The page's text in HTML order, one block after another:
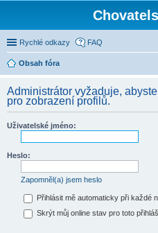
Rychlé odkazy FAQ
Obsah fóra
Administrátor vyžaduje,
pro zobrazení profilů.
Uživatelské jméno:
Heslo:
Zapomněl(a) jsem heslo
Přihlásit mě automaticky při každé
Skrýt můj online stav pro toto